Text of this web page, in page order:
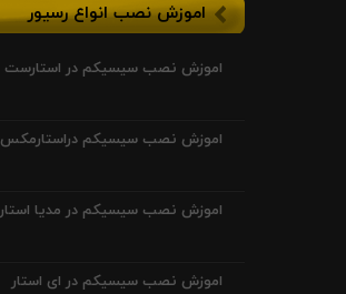
اموزش نصب انواع رسیور
اموزش نصب سیسیکم در استارست
اموزش نصب سیسیکم دراستارمکس
اموزش نصب سیسیکم در مدیا استار
اموزش نصب سیسیکم در ای استار